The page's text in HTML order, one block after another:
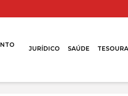
JURÍDICO SAÚDE